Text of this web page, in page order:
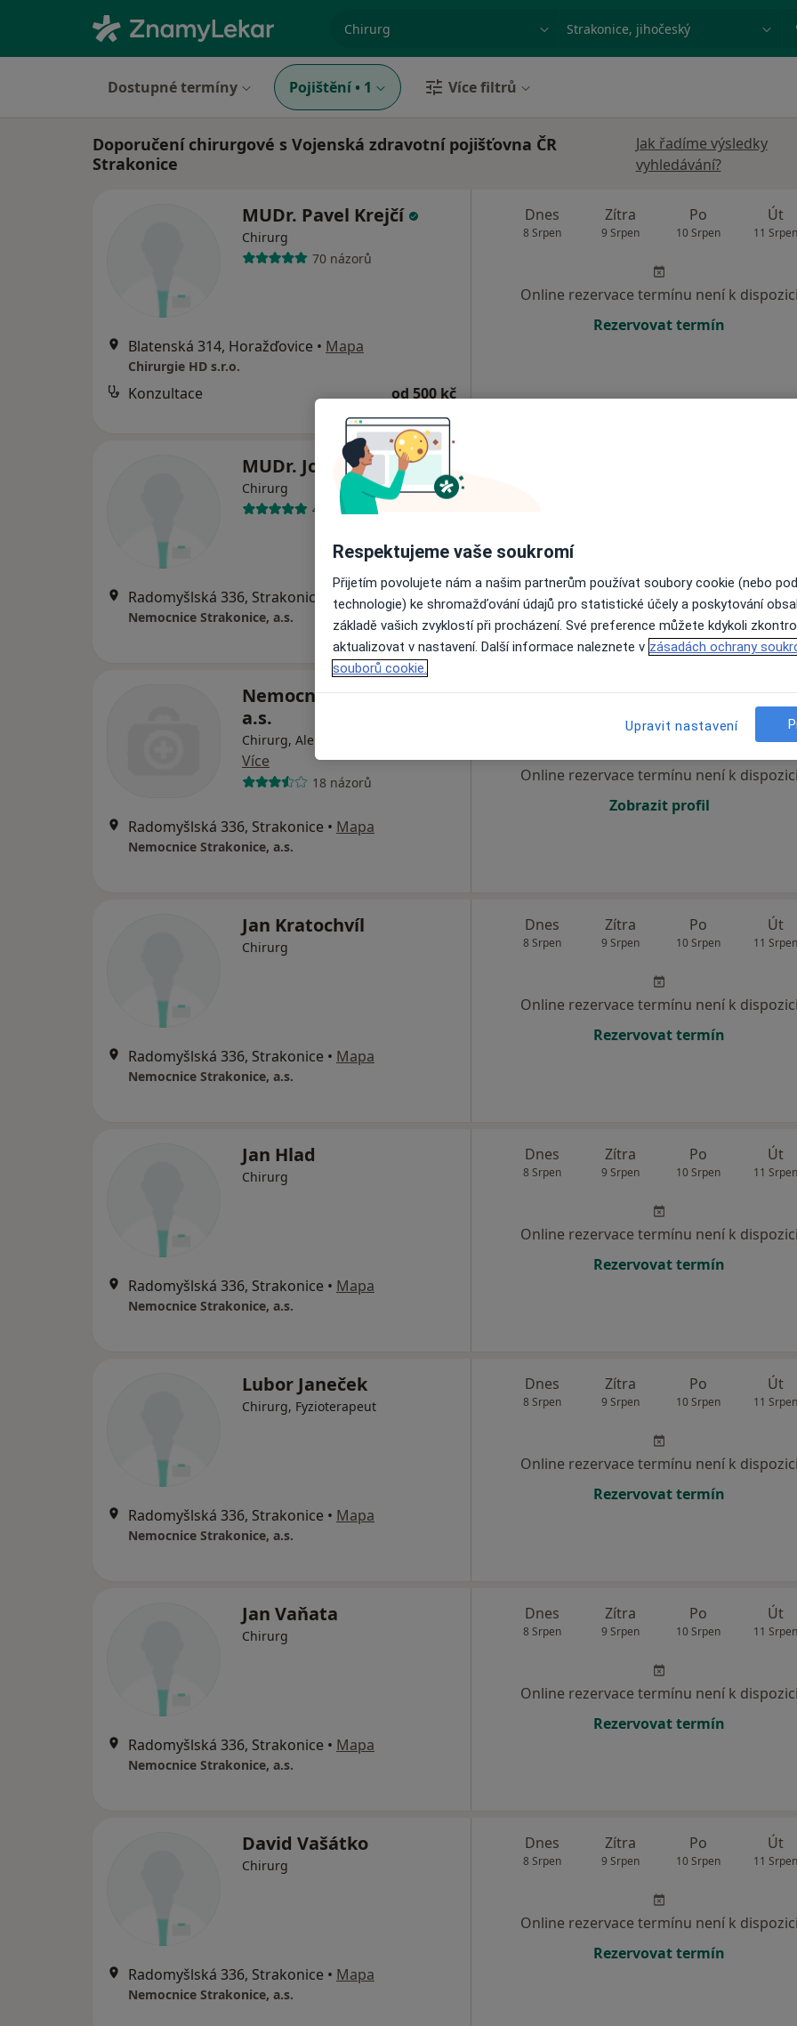
Město nebo region
Dostupné termíny Pojištění • 1 Více filtrů
Doporučení chirurgové s Vojenská zdravotní pojišťovna ČR
Strakonice
Jak řadíme výsledky
vyhledávání?
MUDr. Pavel Krejčí
Chirurg
70 názorů
Blatenská 314, Horažďovice • Mapa
Chirurgie HD s.r.o.
Konzultace od 500 kč
Dnes
8 Srpen
Zítra
9 Srpen
Po
10 Srpen
Út
11 Srpen
Online rezervace termínu není k dispozici
Rezervovat termín
MUDr. Josef Holák
Chirurg
4 názory
Radomyšlská 336, Strakonice Mapa
Nemocnice Strakonice, a.s.
Online rezervace termínu není k dispozici
Rezervovat termín
Nemocnice Strakonice,
a.s.
Chirurg, Alergolog, Anesteziolog
Více
18 názorů
Radomyšlská 336, Strakonice • Mapa
Nemocnice Strakonice, a.s.
11 Srpen
Online rezervace termínu není k dispozici
Zobrazit profil
Jan Kratochvíl
Chirurg
Radomyšlská 336, Strakonice • Mapa
Nemocnice Strakonice, a.s.
Dnes
8 Srpen
Zítra
9 Srpen
Po
10 Srpen
Út
11 Srpen
Online rezervace termínu není k dispozici
Rezervovat termín
Jan Hlad
Chirurg
Radomyšlská 336, Strakonice • Mapa
Nemocnice Strakonice, a.s.
Dnes
8 Srpen
Zítra
9 Srpen
Po
10 Srpen
Út
11 Srpen
Online rezervace termínu není k dispozici
Rezervovat termín
Lubor Janeček
Chirurg, Fyzioterapeut
Radomyšlská 336, Strakonice • Mapa
Nemocnice Strakonice, a.s.
Dnes
8 Srpen
Zítra
9 Srpen
Po
10 Srpen
Út
11 Srpen
Online rezervace termínu není k dispozici
Rezervovat termín
Jan Vaňata
Chirurg
Radomyšlská 336, Strakonice • Mapa
Nemocnice Strakonice, a.s.
Dnes
8 Srpen
Zítra
9 Srpen
Po
10 Srpen
Út
11 Srpen
Online rezervace termínu není k dispozici
Rezervovat termín
David Vašátko
Chirurg
Radomyšlská 336, Strakonice • Mapa
Nemocnice Strakonice, a.s.
Dnes
8 Srpen
Zítra
9 Srpen
Po
10 Srpen
Út
11 Srpen
Online rezervace termínu není k dispozici
Rezervovat termín
Respektujeme vaše soukromí
Přijetím povolujete nám a našim partnerům používat soubory cookie (nebo
technologie) ke shromažďování údajů pro statistické účely a poskytování
základě vašich zvyklostí při procházení. Své preference můžete kdykoli
aktualizovat v nastavení. Další informace naleznete v zásadách ochrany
souborů cookie.
Upravit nastavení